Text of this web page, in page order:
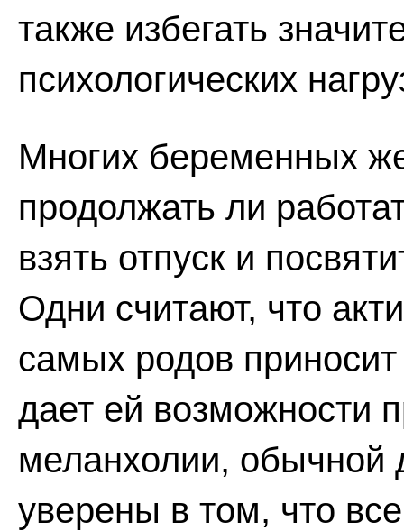
также избегать
психологических
Многих беременных
продолжать ли
взять отпуск и
Одни считают, что
самых родов
дает ей возможности
меланхолии, обычной
уверены в том, что